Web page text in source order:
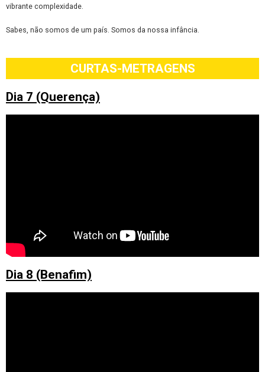
vibrante complexidade.
Sabes, não somos de um país. Somos da nossa infância.
CURTAS-METRAGENS
Dia 7 (Querença)
Dia 8 (Benafim)